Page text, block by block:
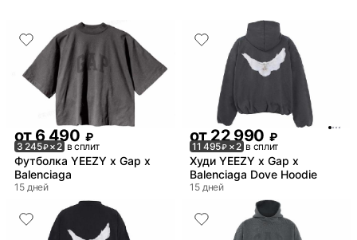
от6 490 ₽
3 245₽× 2 в сплит
Футболка YEEZY x Gap x
Balenciaga
15 дней
от22 990 ₽
11 495₽ × 2 в сплит
Худи YEEZY x Gap x
Balenciaga Dove Hoodie
15 дней